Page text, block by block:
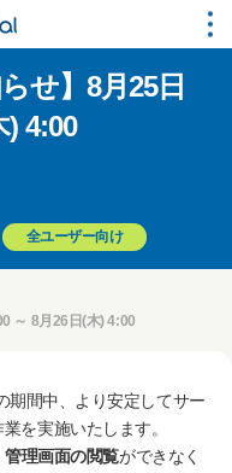
せ】8月25日
) 4:00
全ユーザー向け
～ 8月26日(木) 4:00
期間中、より安定してサー
を実施いたします。
理画面の閲覧ができなく